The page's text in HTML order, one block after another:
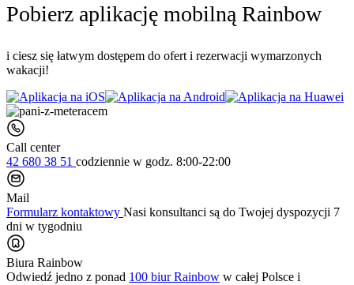
Pobierz aplikację mobilną Rainbow
i ciesz się łatwym dostępem do ofert i rezerwacji wymarzonych
wakacji!
Call center
42 680 38 51 codziennie w godz. 8:00-22:00
Mail
Formularz kontaktowy Nasi konsultanci są do Twojej dyspozycji 7
dni w tygodniu
Biura Rainbow
Odwiedź jedno z ponad 100 biur Rainbow w całej Polsce i